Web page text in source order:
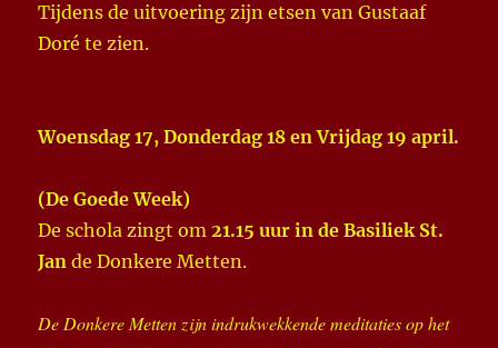
Tijdens de uitvoering zijn etsen van Gustaaf
Doré te zien.
Woensdag 17, Donderdag 18 en Vrijdag 19 april.
(De Goede Week)
De schola zingt om21.15 uur in de Basiliek St.
Jan de Donkere Metten.
De Donkere Metten zijn indrukwekkende meditaties op het